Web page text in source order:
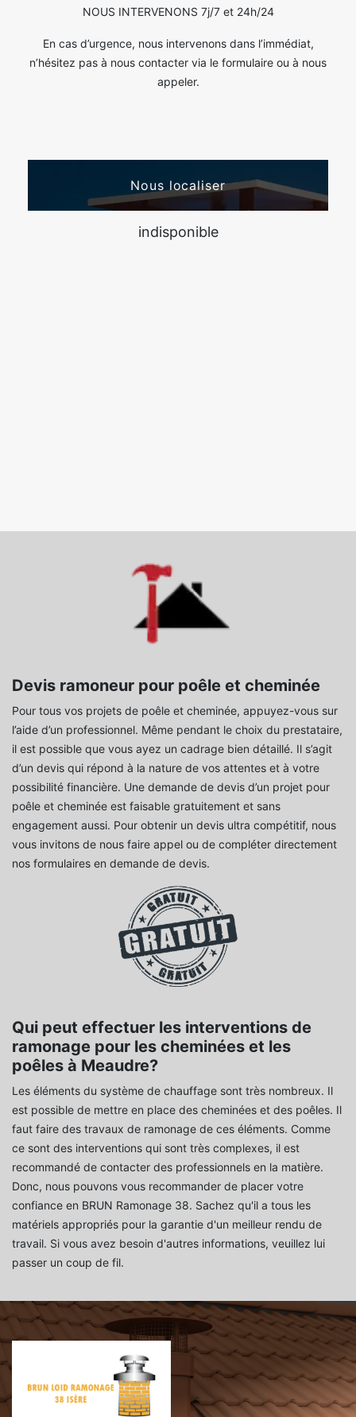
NOUS INTERVENONS 7j/7 et 24h/24
En cas d’urgence, nous intervenons dans l’immédiat,
n’hésitez pas à nous contacter via le formulaire ou à nous
appeler.
Nous localiser
indisponible
Devis ramoneur pour poêle et cheminée
Pour tous vos projets de poêle et cheminée, appuyez-vous sur
l’aide d’un professionnel. Même pendant le choix du prestataire,
il est possible que vous ayez un cadrage bien détaillé. Il s’agit
d’un devis qui répond à la nature de vos attentes et à votre
possibilité financière. Une demande de devis d’un projet pour
poêle et cheminée est faisable gratuitement et sans
engagement aussi. Pour obtenir un devis ultra compétitif, nous
vous invitons de nous faire appel ou de compléter directement
nos formulaires en demande de devis.
Qui peut effectuer les interventions de
ramonage pour les cheminées et les
poêles à Meaudre?
Les éléments du système de chauffage sont très nombreux. Il
est possible de mettre en place des cheminées et des poêles. Il
faut faire des travaux de ramonage de ces éléments. Comme
ce sont des interventions qui sont très complexes, il est
recommandé de contacter des professionnels en la matière.
Donc, nous pouvons vous recommander de placer votre
confiance en BRUN Ramonage 38. Sachez qu'il a tous les
matériels appropriés pour la garantie d'un meilleur rendu de
travail. Si vous avez besoin d'autres informations, veuillez lui
passer un coup de fil.